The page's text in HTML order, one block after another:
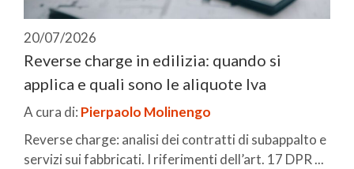
20/07/2026
Reverse charge in edilizia: quando si
applica e quali sono le aliquote Iva
A cura di: Pierpaolo Molinengo
Reverse charge: analisi dei contratti di subappalto e
servizi sui fabbricati. I riferimenti dell’art. 17 DPR ...